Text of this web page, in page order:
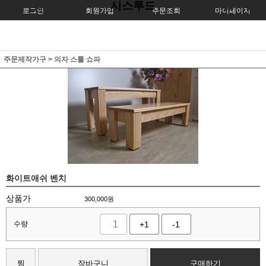
로그인 회원가입 주문조회 마이페이지
시스투드
주문제작가구 > 의자 스툴 쇼파
화이트애쉬 벤치
상품가 300,000원
수량 +1 -1
찜 장바구니 구매하기